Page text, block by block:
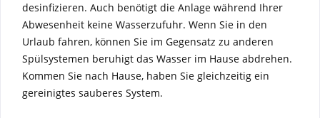
desinfizieren. Auch benötigt die Anlage während Ihrer
Abwesenheit keine Wasserzufuhr. Wenn Sie in den
Urlaub fahren, können Sie im Gegensatz zu anderen
Spülsystemen beruhigt das Wasser im Hause abdrehen.
Kommen Sie nach Hause, haben Sie gleichzeitig ein
gereinigtes sauberes System.